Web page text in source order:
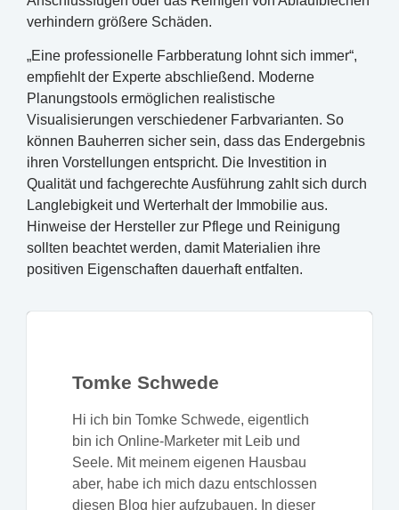
verhindern größere Schäden.
„Eine professionelle Farbberatung lohnt sich immer“,
empfiehlt der Experte abschließend. Moderne
Planungstools ermöglichen realistische
Visualisierungen verschiedener Farbvarianten. So
können Bauherren sicher sein, dass das Endergebnis
ihren Vorstellungen entspricht. Die Investition in
Qualität und fachgerechte Ausführung zahlt sich durch
Langlebigkeit und Werterhalt der Immobilie aus.
Hinweise der Hersteller zur Pflege und Reinigung
sollten beachtet werden, damit Materialien ihre
positiven Eigenschaften dauerhaft entfalten.
Tomke Schwede
Hi ich bin Tomke Schwede, eigentlich
bin ich Online-Marketer mit Leib und
Seele. Mit meinem eigenen Hausbau
aber, habe ich mich dazu entschlossen
diesen Blog hier aufzubauen. In dieser